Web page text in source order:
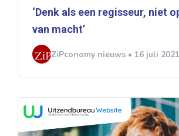
‘Denk als een regisseur, niet
van macht’
ZiPconomy nieuws • 16 juli 2021